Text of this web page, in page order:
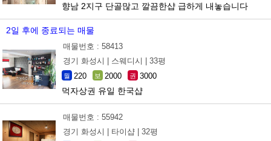
향남 2지구 단골많고 깔끔한샵 급하게 내놓습니다
2일 후에 종료되는 매물
매물번호 : 58413
경기 화성시 |
스웨디시 | 33평
월 220 보 2000 권 3000
먹자상권 유일 한국샵
매물번호 : 55942
경기 화성시 |
타이샵 | 32평